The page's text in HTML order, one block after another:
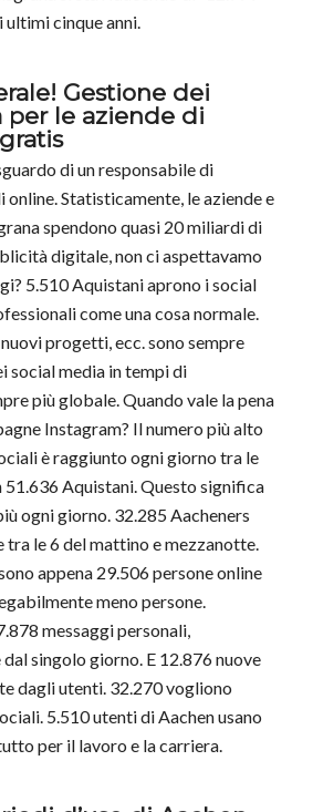
ultimi cinque anni.
Gestione dei
per le aziende di
di un responsabile di
Statisticamente, le aziende e
spendono quasi 20 miliardi di
digitale, non ci aspettavamo
5.510 Aquistani aprono i social
come una cosa normale.
progetti, ecc. sono sempre
social media in tempi di
più globale. Quando vale la pena
Instagram? Il numero più alto
è raggiunto ogni giorno tra le
51.636 Aquistani. Questo significa
ogni giorno. 32.285 Aacheners
tra le 6 del mattino e mezzanotte.
appena 29.506 persone online
meno persone.
messaggi personali,
singolo giorno. E 12.876 nuove
dagli utenti. 32.270 vogliono
5.510 utenti di Aachen usano
per il lavoro e la carriera.